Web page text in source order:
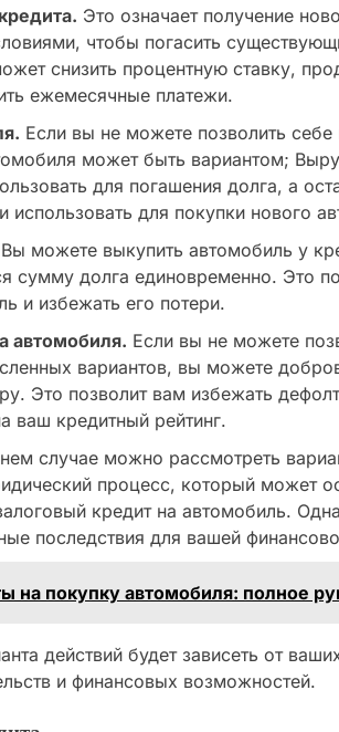
Это означает получение
чтобы погасить
снизить процентную ставку,
ежемесячные платежи.
Если вы не можете позволить себе
может быть вариантом;
для погашения долга, а
использовать для покупки нового
Вы можете выкупить автомобиль у
сумму долга единовременно. Это
и избежать его потери.
автомобиля. Если вы не можете
вариантов, вы можете
Это позволит вам избежать
ваш кредитный рейтинг.
случае можно рассмотреть
процесс, который может
кредит на автомобиль.
последствия для вашей
на покупку автомобиля: полное
действий будет зависеть от
и финансовых возможностей.